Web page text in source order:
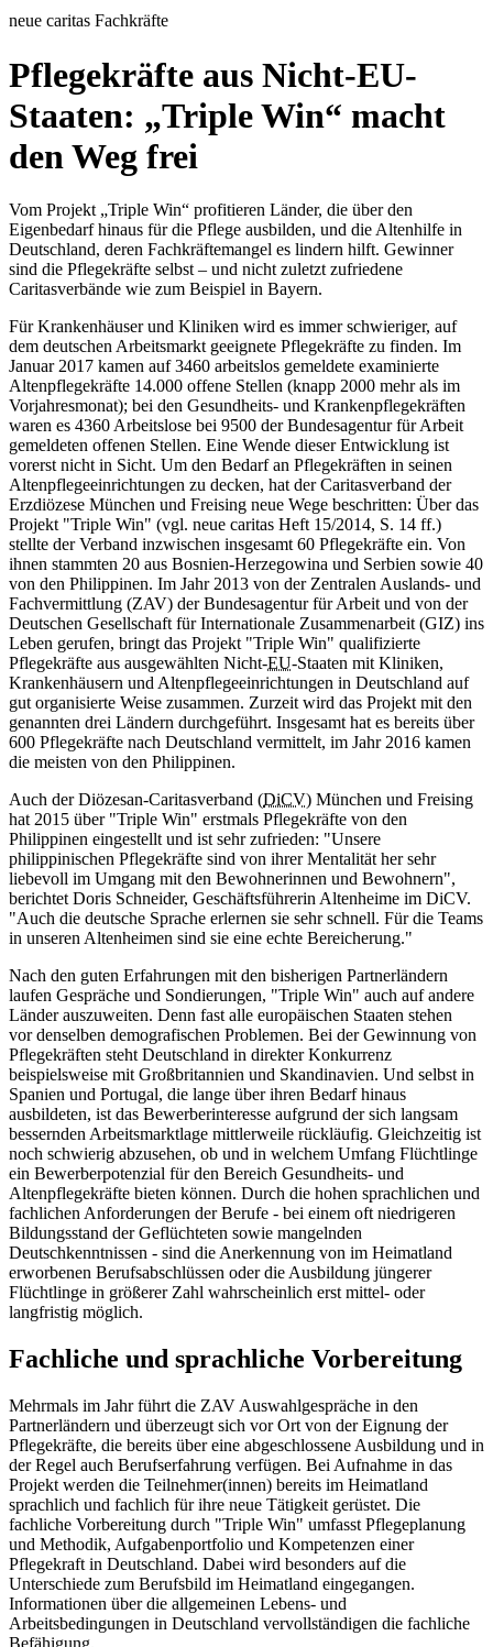
neue caritas Fachkräfte
Pflegekräfte aus Nicht-EU-
Staaten: „Triple Win“ macht
den Weg frei
Vom Projekt „Triple Win“ profitieren Länder, die über den
Eigenbedarf hinaus für die Pflege ausbilden, und die Altenhilfe in
Deutschland, deren Fachkräftemangel es lindern hilft. Gewinner
sind die Pflegekräfte selbst – und nicht zuletzt zufriedene
Caritasverbände wie zum Beispiel in Bayern.
Für Krankenhäuser und Kliniken wird es immer schwieriger, auf
dem deutschen Arbeitsmarkt geeignete Pflegekräfte zu finden. Im
Januar 2017 kamen auf 3460 arbeitslos gemeldete examinierte
Altenpflegekräfte 14.000 offene Stellen (knapp 2000 mehr als im
Vorjahresmonat); bei den Gesundheits- und Krankenpflegekräften
waren es 4360 Arbeitslose bei 9500 der Bundesagentur für Arbeit
gemeldeten offenen Stellen. Eine Wende dieser Entwicklung ist
vorerst nicht in Sicht. Um den Bedarf an Pflegekräften in seinen
Altenpflegeeinrichtungen zu decken, hat der Caritasverband der
Erzdiözese München und Freising neue Wege be­schritten: Über das
Projekt "Triple Win" (vgl. neue caritas Heft 15/2014, S. 14 ff.)
stellte der Verband inzwischen insgesamt 60 Pflegekräfte ein. Von
ihnen stammten 20 aus Bosnien-Herzegowina und Serbien sowie 40
von den Philippinen. Im Jahr 2013 von der Zentralen Auslands- und
Fachvermittlung (ZAV) der Bundesagentur für Arbeit und von der
Deutschen Gesellschaft für Internationale Zusammenarbeit (GIZ) ins
Leben gerufen, bringt das Projekt "Triple Win" qualifizierte
Pflegekräfte aus ausgewählten Nicht-EU-Staaten mit Kliniken,
Krankenhäusern und Altenpflege­einrichtungen in Deutschland auf
gut organisierte Weise zusammen. Zurzeit wird das Projekt mit den
genannten drei Ländern durchgeführt. Insgesamt hat es bereits über
600 Pflegekräfte nach Deutschland vermittelt, im Jahr 2016 kamen
die meisten von den Philippinen.
Auch der Diözesan-Caritasverband (DiCV) München und Freising
hat 2015 über "Triple Win" erstmals Pflegekräfte von den
Philippinen eingestellt und ist sehr zufrieden: "Unsere
philippinischen Pflegekräfte sind von ihrer Mentalität her sehr
liebevoll im Umgang mit den Bewohnerinnen und Bewohnern",
berichtet Doris Schneider, Geschäftsführerin Altenheime im DiCV.
"Auch die deutsche Sprache erlernen sie sehr schnell. Für die Teams
in unseren Altenheimen sind sie eine echte Bereicherung."
Nach den guten Erfahrungen mit den bisherigen Partnerländern
laufen Gespräche und Sondierungen, "Triple Win" auch auf andere
Länder auszuweiten. Denn fast alle europäischen Staaten stehen
vor ­denselben demografischen Problemen. Bei der Gewinnung von
Pflegekräften steht Deutschland in direkter Konkurrenz
beispielsweise mit Großbritannien und Skandinavien. Und selbst in
Spanien und Portugal, die lange über ihren Bedarf hinaus
ausbildeten, ist das Bewer­berinteresse aufgrund der sich langsam
bessernden Arbeitsmarktlage mittlerweile rückläufig. Gleichzeitig ist
noch schwierig abzusehen, ob und in welchem Umfang Flüchtlinge
ein Bewerberpotenzial für den Bereich Gesundheits- und
Altenpflegekräfte bieten können. Durch die hohen sprachlichen und
fachlichen Anforderungen der Berufe - bei einem oft niedrigeren
Bildungsstand der Geflüchteten sowie mangelnden
Deutschkenntnissen - sind die Anerkennung von im Heimatland
erworbenen Berufsabschlüssen oder die Ausbildung jüngerer
Flüchtlinge in größerer Zahl wahrscheinlich erst mittel- oder
langfristig möglich.
Fachliche und sprachliche Vorbereitung
Mehrmals im Jahr führt die ZAV Auswahlgespräche in den
Partnerländern und überzeugt sich vor Ort von der Eignung der
Pflegekräfte, die bereits über eine abgeschlossene Ausbildung und in
der Regel auch Berufserfahrung verfügen. Bei Aufnahme in das
Projekt werden die Teilnehmer(innen) bereits im Heimatland
sprachlich und fachlich für ihre neue Tätigkeit gerüstet. Die
fachliche Vorbereitung durch "Triple Win" umfasst Pflegeplanung
und Methodik, Aufgabenportfolio und Kompetenzen einer
Pflegekraft in Deutschland. Dabei wird besonders auf die
Unterschiede zum Berufsbild im Heimatland eingegangen.
Informationen über die allgemeinen Lebens- und
Arbeitsbedingungen in Deutschland vervollständigen die fachliche
Befähigung.